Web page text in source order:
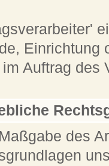
Einrichtung
im Auftrag des
des